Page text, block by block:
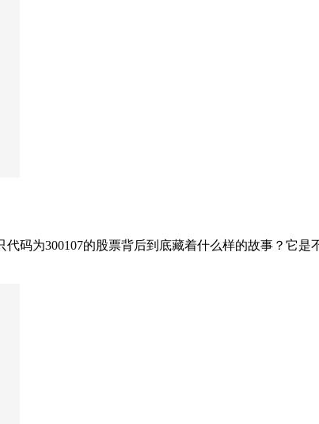
代码为300107的股票背后到底藏着什么样的故事？它